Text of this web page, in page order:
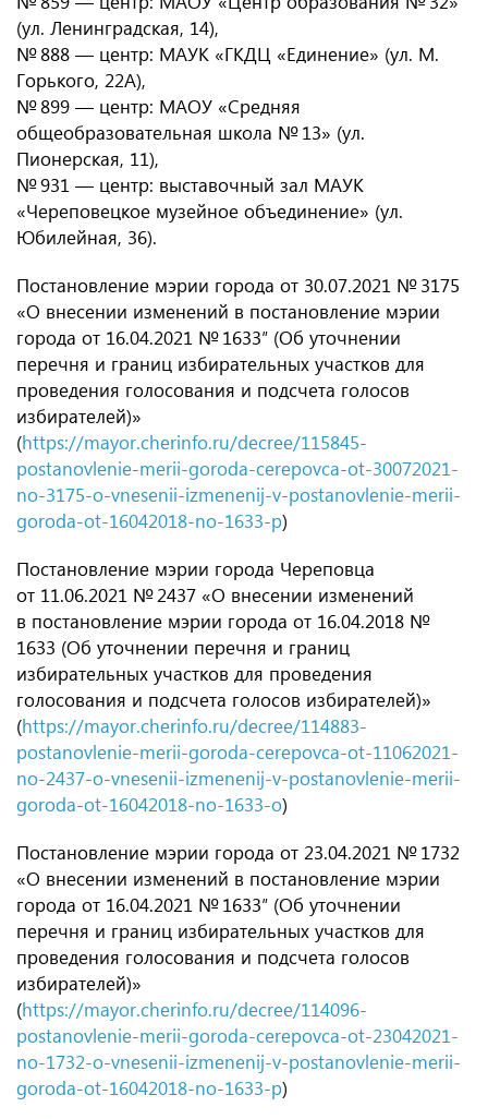
(ул. Ленинградская, 14),
№ 888 — центр: МАУК «ГКДЦ «Единение» (ул. М.
Горького, 22А),
№ 899 — центр: МАОУ «Средняя
общеобразовательная школа № 13» (ул.
Пионерская, 11),
№ 931 — центр: выставочный зал МАУК
«Череповецкое музейное объединение» (ул.
Юбилейная, 36).
Постановление мэрии города от 30.07.2021 № 3175
«О внесении изменений в постановление мэрии
города от 16.04.2021 № 1633″ (Об уточнении
перечня и границ избирательных участков для
проведения голосования и подсчета голосов
избирателей)»
(https://mayor.cherinfo.ru/decree/115845-
postanovlenie-merii-goroda-cerepovca-ot-30072021-
no-3175-o-vnesenii-izmenenij-v-postanovlenie-merii-
goroda-ot-16042018-no-1633-p)
Постановление мэрии города Череповца
от 11.06.2021 № 2437 «О внесении изменений
в постановление мэрии города от 16.04.2018 №
1633 (Об уточнении перечня и границ
избирательных участков для проведения
голосования и подсчета голосов избирателей)»
(https://mayor.cherinfo.ru/decree/114883-
postanovlenie-merii-goroda-cerepovca-ot-11062021-
no-2437-o-vnesenii-izmenenij-v-postanovlenie-merii-
goroda-ot-16042018-no-1633-o)
Постановление мэрии города от 23.04.2021 № 1732
«О внесении изменений в постановление мэрии
города от 16.04.2021 № 1633″ (Об уточнении
перечня и границ избирательных участков для
проведения голосования и подсчета голосов
избирателей)»
(https://mayor.cherinfo.ru/decree/114096-
postanovlenie-merii-goroda-cerepovca-ot-23042021-
no-1732-o-vnesenii-izmenenij-v-postanovlenie-merii-
goroda-ot-16042018-no-1633-p)